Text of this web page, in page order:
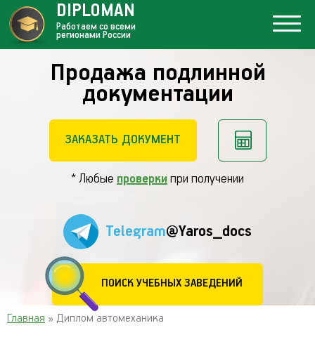
Продажа подлинной
документации
ЗАКАЗАТЬ ДОКУМЕНТ
* Любые проверки при получении
Telegram@Yaros_docs
ПОИСК УЧЕБНЫХ ЗАВЕДЕНИЙ
DIPLOMAN
Работаем со всеми
регионами России
Главная » Диплом автомеханика